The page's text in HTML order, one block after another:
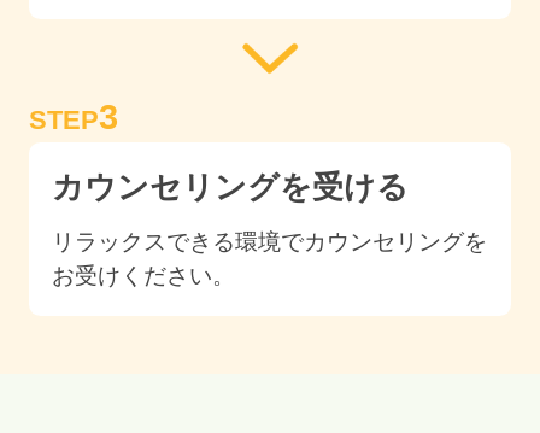
STEP3
カウンセリングを受ける
リラックスできる環境でカウンセリングを
お受けください。